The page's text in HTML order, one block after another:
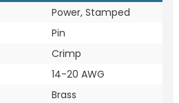
Power, Stamped
Pin
Crimp
14-20 AWG
Brass